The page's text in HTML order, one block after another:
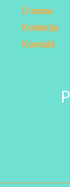
O nama
Kolekcija
Kontakt